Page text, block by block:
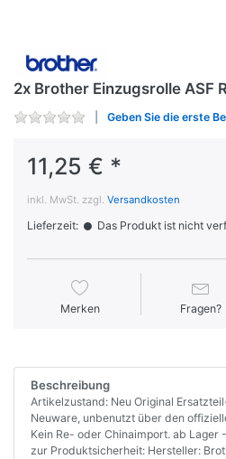
2x Brother Einzugsrolle ASF
Geben Sie die erste
11,25 € *
inkl. MwSt. zzgl. Versandkosten
Lieferzeit: Das Produkt ist nicht
Merken Fragen?
Beschreibung
Artikelzustand: Neu Original
Neuware, unbenutzt über den
Kein Re- oder Chinaimport. ab Lager
zur Produktsicherheit: Hersteller: